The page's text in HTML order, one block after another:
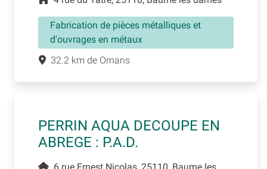
Fabrication de pièces métalliques et
d'ouvrages en métaux
32.2 km de Ornans
PERRIN AQUA DECOUPE EN
ABREGE : P.A.D.